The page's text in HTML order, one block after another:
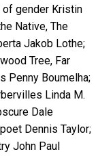
of gender Kristin
Native, The
Jakob Lothe;
Tree, Far
Penny Boumelha;
Linda M.
Dale
Dennis Taylor;
John Paul